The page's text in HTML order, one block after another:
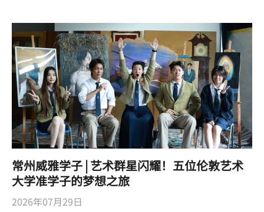
常州威雅学子 | 艺术群星闪耀！五位伦敦艺术
大学准学子的梦想之旅
2026年07月29日